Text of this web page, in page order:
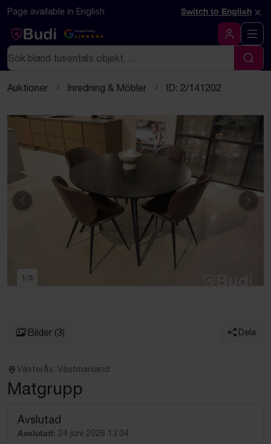
Hoppa till innehåll
Textbaserad (markdown) version av denna sida
Page available in English Switch to English ×
Google Rating
4.5
Logga in
Sök
Sök
Auktioner Inredning & Möbler ID: 2/141202
Föregående
1 /3
Bilder (3) Dela
Västerås, Västmanland
Matgrupp
Avslutad
Avslutad: 24 juni 2026 13:04